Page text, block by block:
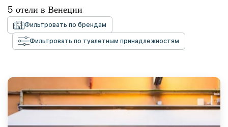
5 отели в Венеции
Фильтровать по брендам
Фильтровать по туалетным принадлежностям